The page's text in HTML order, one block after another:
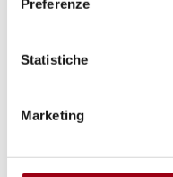
Preferenze
Statistiche
Marketing
16.07.2009
© UN Photo